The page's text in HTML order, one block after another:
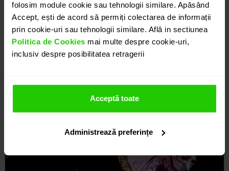
folosim module cookie sau tehnologii similare. Apăsând
Accept, ești de acord să permiți colectarea de informații
prin cookie-uri sau tehnologii similare. Află in sectiunea
Politica de Cookies mai multe despre cookie-uri,
inclusiv despre posibilitatea retragerii
Acceptă toate
Administrează preferințe